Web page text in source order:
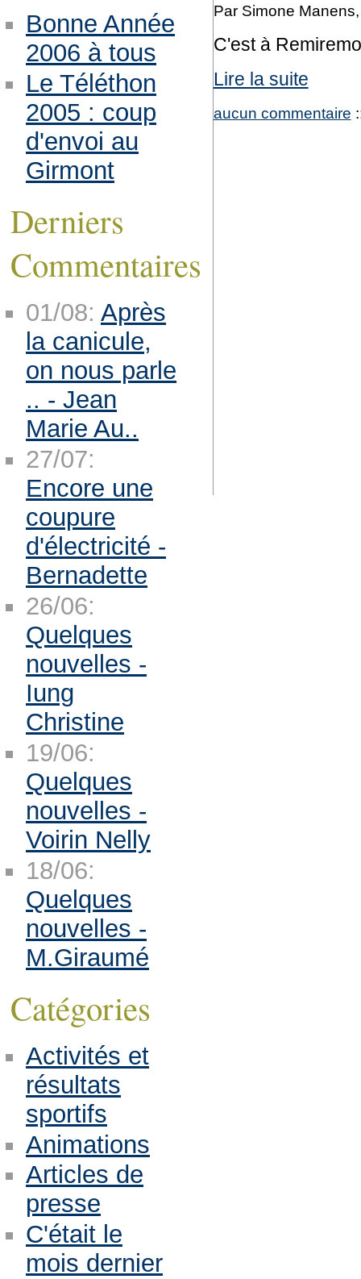
Par Simone
C'est à
Lire la suite
aucun commentaire
Bonne Année
2006 à tous
Le Téléthon
2005 : coup
d'envoi au
Girmont
Derniers
Commentaires
01/08: Après
la canicule,
on nous parle
.. - Jean
Marie Au..
27/07:
Encore une
coupure
d'électricité -
Bernadette
26/06:
Quelques
nouvelles -
Iung
Christine
19/06:
Quelques
nouvelles -
Voirin Nelly
18/06:
Quelques
nouvelles -
M.Giraumé
Catégories
Activités et
résultats
sportifs
Animations
Articles de
presse
C'était le
mois dernier